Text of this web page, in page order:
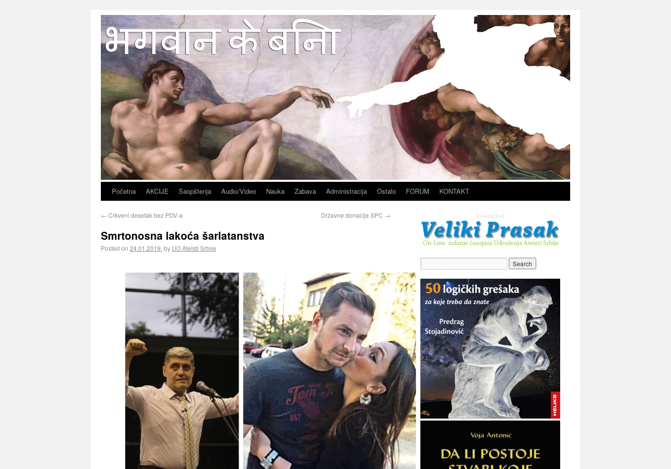
Početna AKCIJE Saopštenja Audio/Video Nauka Zabava Administracija Ostalo FORUM KONTAKT
← Crkveni desetak bez PDV-a Državne donacije SPC →
Smrtonosna lakoća šarlatanstva
Posted on 24.01.2019. by UO Ateisti Srbije
konami kod